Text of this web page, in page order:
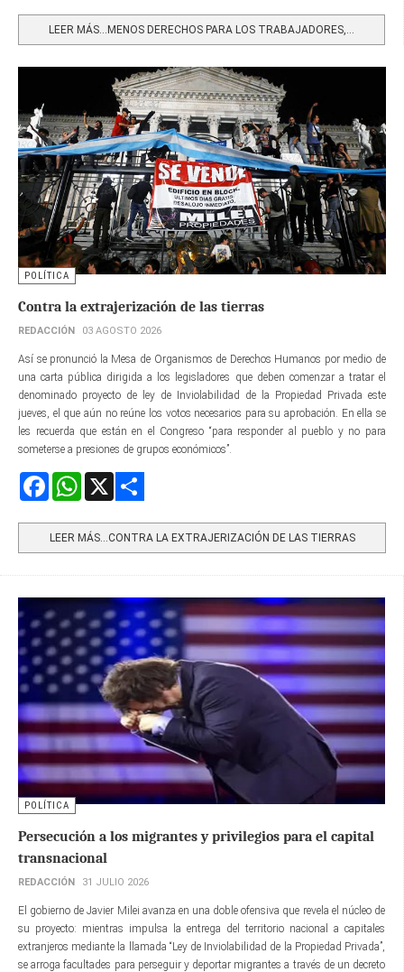
LEER MÁS…MENOS DERECHOS PARA LOS TRABAJADORES,...
POLÍTICA
Contra la extrajerización de las tierras
REDACCIÓN 03 AGOSTO 2026
Así se pronunció la Mesa de Organismos de Derechos Humanos por medio de
una carta pública dirigida a los legisladores que deben comenzar a tratar el
denominado proyecto de ley de Inviolabilidad de la Propiedad Privada este
jueves, el que aún no reúne los votos necesarios para su aprobación. En ella se
les recuerda que están en el Congreso “para responder al pueblo y no para
someterse a presiones de grupos económicos”.
FacebookWhatsApp
LEER MÁS…CONTRA LA EXTRAJERIZACIÓN DE LAS TIERRAS
POLÍTICA
Persecución a los migrantes y privilegios para el capital
transnacional
REDACCIÓN 31 JULIO 2026
El gobierno de Javier Milei avanza en una doble ofensiva que revela el núcleo de
su proyecto: mientras impulsa la entrega del territorio nacional a capitales
extranjeros mediante la llamada “Ley de Inviolabilidad de la Propiedad Privada”,
se arroga facultades para perseguir y deportar migrantes a través de un decreto